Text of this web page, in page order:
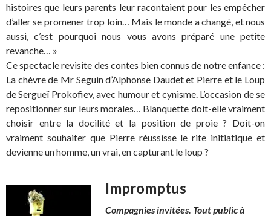
histoires que leurs parents leur racontaient pour les empêcher
d’aller se promener trop loin… Mais le monde a changé, et nous
aussi, c’est pourquoi nous vous avons préparé une petite
revanche… »
Ce spectacle revisite des contes bien connus de notre enfance :
La chèvre de Mr Seguin d’Alphonse Daudet et Pierre et le Loup
de Sergueï Prokofiev, avec humour et cynisme. L’occasion de se
repositionner sur leurs morales… Blanquette doit-elle vraiment
choisir entre la docilité et la position de proie ? Doit-on
vraiment souhaiter que Pierre réussisse le rite initiatique et
devienne un homme, un vrai, en capturant le loup ?
Impromptus
Compagnies invitées. Tout public à